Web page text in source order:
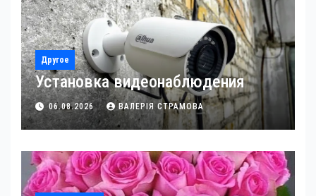
Другое
Установка видеонаблюдения
06.08.2026 ВАЛЕРІЯ СТРАМОВА